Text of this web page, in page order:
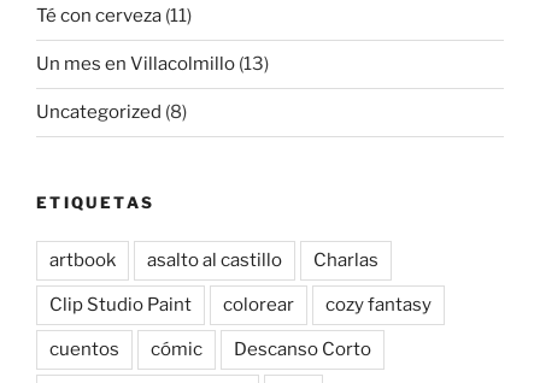
Té con cerveza (11)
Un mes en Villacolmillo (13)
Uncategorized (8)
ETIQUETAS
artbook asalto al castillo Charlas
Clip Studio Paint colorear cozy fantasy
cuentos cómic Descanso Corto